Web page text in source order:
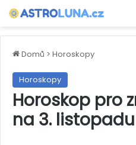
Domů > Horoskopy
Horoskopy
Horoskop pro
na 3.